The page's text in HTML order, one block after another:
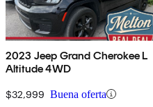
2023 Jeep Grand Cherokee L
Altitude 4WD
$32,999 Buena oferta